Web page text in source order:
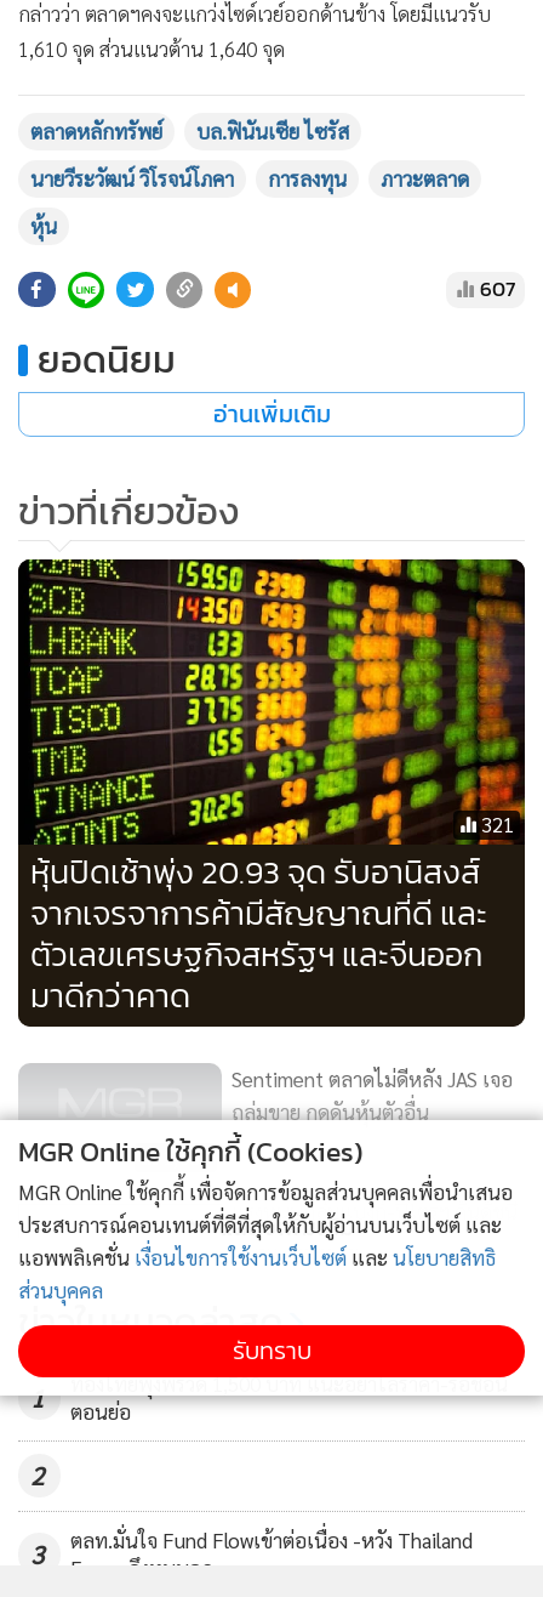
กล่าวว่า ตลาดฯคงจะแกว่งไซด์เวย์ออกด้านข้าง โดยมีแนวรับ
1,610 จุด ส่วนแนวต้าน 1,640 จุด
ตลาดหลักทรัพย์
บล.ฟินันเซีย ไซรัส
นายวีระวัฒน์ วิโรจน์โภคา
การลงทุน
ภาวะตลาด
หุ้น
607
ยอดนิยม
อ่านเพิ่มเติม
ข่าวที่เกี่ยวข้อง
321
หุ้นปิดเช้าพุ่ง 20.93 จุด รับอานิสงส์
จากเจรจาการค้ามีสัญญาณที่ดี และ
ตัวเลขเศรษฐกิจสหรัฐฯ และจีนออก
มาดีกว่าคาด
1,085
Sentiment ตลาดไม่ดีหลัง JAS เจอ
ถล่มขาย กดดันหุ้นตัวอื่น
แรงหนุนกลุ่มแบงก์-ปิโตรฯ ดันดัชนี
เหนือ 1,600 จุด
หุ้นขานรับเจรจาการค้าคืบหน้าดี อียู
เลื่อนเส้นตาย Brexit
แสดงเพิ่มเติม
ข่าวในหมวดล่าสุด
1
ทองไทยพุ่งพรวด 1,500 บาท แนะอย่าไล่ราคา-รอช้อน
ตอนย่อ
2
3
ตลท.มั่นใจ Fund Flowเข้าต่อเนื่อง -หวัง Thailand
Focus ดึงทุนนอก
MGR Online ใช้คุกกี้ (Cookies)
MGR Online ใช้คุกกี้ เพื่อจัดการข้อมูลส่วนบุคคลเพื่อนำเสนอ
ประสบการณ์คอนเทนต์ที่ดีที่สุดให้กับผู้อ่านบนเว็บไซต์ และ
แอพพลิเคชั่น เงื่อนไขการใช้งานเว็บไซต์ และ นโยบายสิทธิ
ส่วนบุคคล
รับทราบ